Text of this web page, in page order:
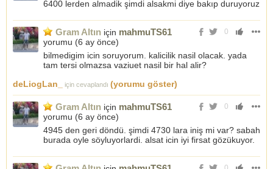
6400 lerden almadik şimdi alsakmi diye bakıp duruyoruz
0
Gram Altın için mahmuTS61
yorumu (6 ay önce)
bilmedigim icin soruyorum. kalicilik nasil olacak. yada
tam tersi olmazsa vaziuet nasil bir hal alir?
deLiogLan_
için cevaplandı (yorumu göster)
0
Gram Altın için mahmuTS61
yorumu (6 ay önce)
4945 den geri döndü. şimdi 4730 lara iniş mi var? sabah
burada oyle söyluyorlardi. alsat icin iyi firsat gözükuyor.